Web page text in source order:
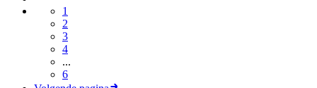
1
2
3
4
...
6